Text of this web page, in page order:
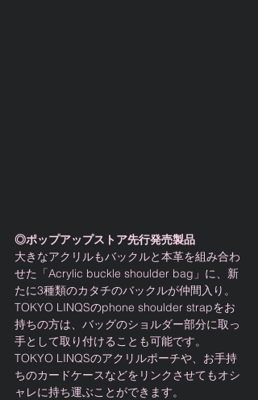
◎ポップアップストア先行発売製品
大きなアクリルもバックルと本革を組み合わ
せた「Acrylic buckle shoulder bag」に、新
たに3種類のカタチのバックルが仲間入り。
TOKYO LINQSのphone shoulder strapをお
持ちの方は、バッグのショルダー部分に取っ
手として取り付けることも可能です。
TOKYO LINQSのアクリルポーチや、お手持
ちのカードケースなどをリンクさせてもオシ
ャレに持ち運ぶことができます。